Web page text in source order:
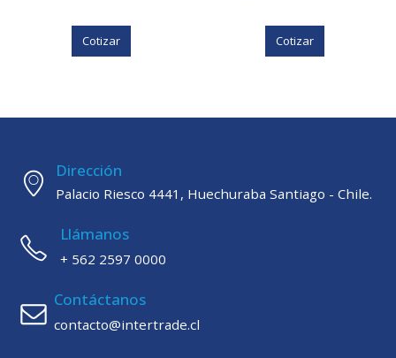
Cotizar Cotizar
Dirección
Palacio Riesco 4441, Huechuraba Santiago - Chile.
Llámanos
+ 562 2597 0000
Contáctanos
contacto@intertrade.cl